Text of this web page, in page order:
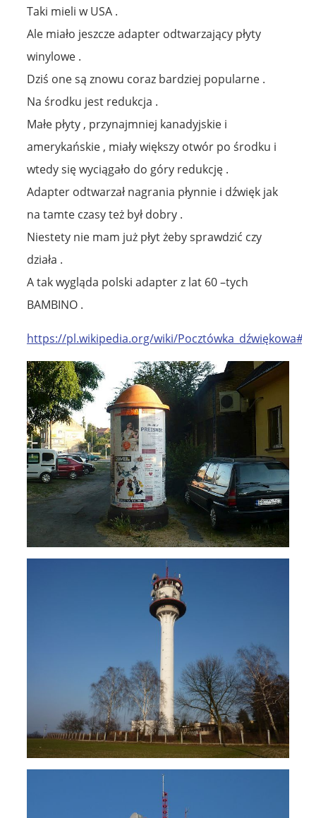
Taki mieli w USA .
Ale miało jeszcze adapter odtwarzający płyty
winylowe .
Dziś one są znowu coraz bardziej popularne .
Na środku jest redukcja .
Małe płyty , przynajmniej kanadyjskie i
amerykańskie , miały większy otwór po środku i
wtedy się wyciągało do góry redukcję .
Adapter odtwarzał nagrania płynnie i dźwięk jak
na tamte czasy też był dobry .
Niestety nie mam już płyt żeby sprawdzić czy
działa .
A tak wygląda polski adapter z lat 60 –tych
BAMBINO .
https://pl.wikipedia.org/wiki/Pocztówka_dźwiękowa#/